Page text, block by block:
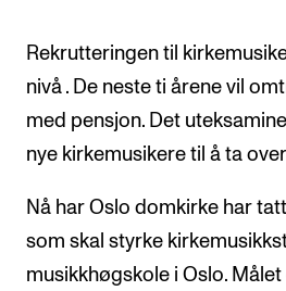
Nyheter og historier
Ledige stillinger
INFO
Om Norges musikkhøgskole
Kontakt oss
Finn ansatte
Rekrutteringen til
nivå . De neste ti årene vil
med pensjon. Det
nye kirkemusikere til å ta
Nå har Oslo domkirke har
som skal styrke
musikkhøgskole i Oslo.